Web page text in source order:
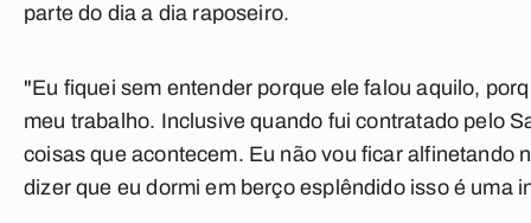
parte do dia a dia raposeiro.
"Eu fiquei sem entender porque ele falou aquilo,
meu trabalho. Inclusive quando fui contratado pelo
coisas que acontecem. Eu não vou ficar alfinetando
dizer que eu dormi em berço esplêndido isso é uma